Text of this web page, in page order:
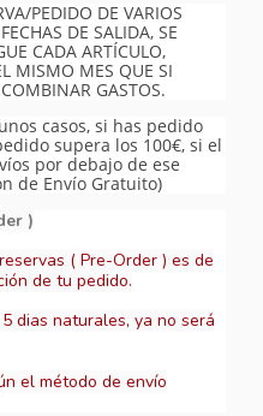
PEDIDO DE VARIOS
DE SALIDA, SE
CADA ARTÍCULO,
MISMO MES QUE SI
GASTOS.
casos, si has pedido
supera los 100€, si el
por debajo de ese
de Envío Gratuito)
)
( Pre-Order ) es de
de tu pedido.
dias naturales, ya no será
el método de envío